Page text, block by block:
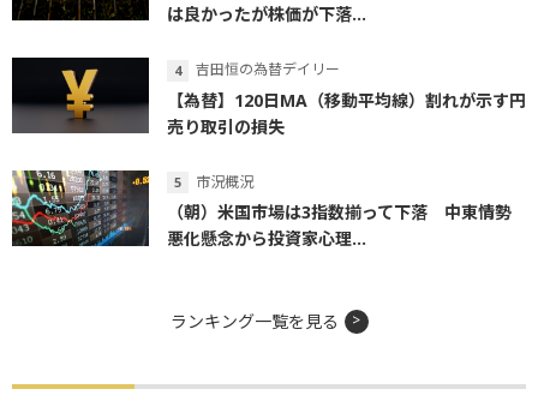
は良かったが株価が下落...
吉田恒の為替デイリー
【為替】120日MA（移動平均線）割れが示す円
売り取引の損失
市況概況
（朝）米国市場は3指数揃って下落 中東情勢
悪化懸念から投資家心理...
ランキング一覧を見る